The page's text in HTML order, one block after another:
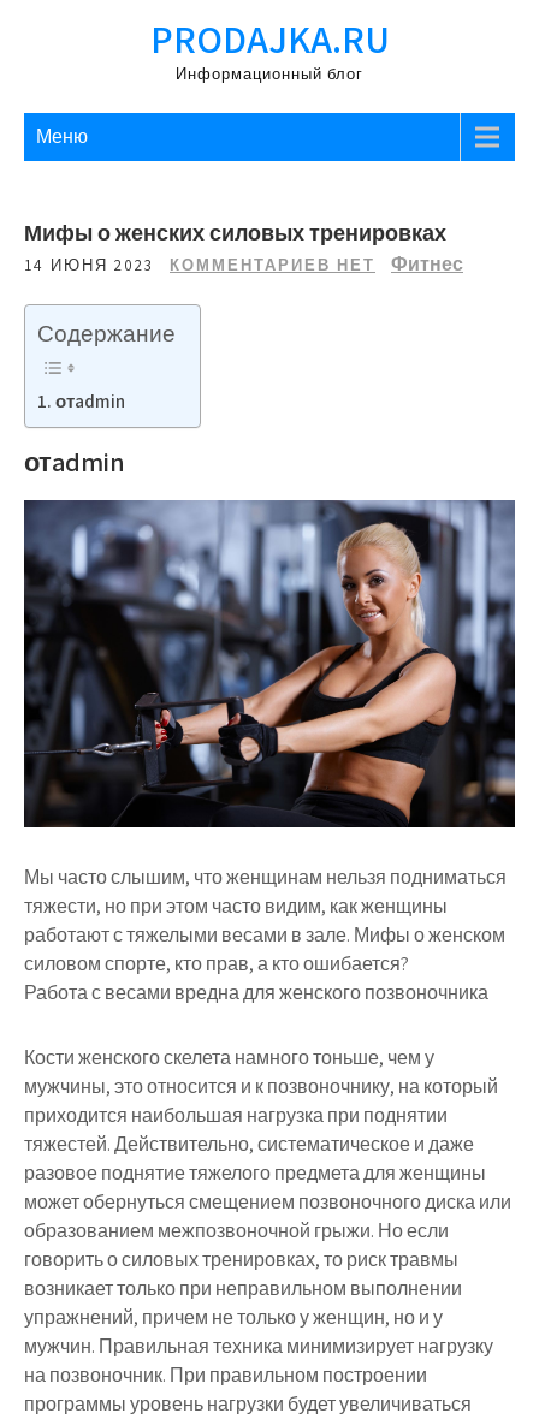
PRODAJKA.RU
Информационный блог
Меню
Мифы о женских силовых тренировках
14 ИЮНЯ 2023 КОММЕНТАРИЕВ НЕТ Фитнес
Содержание
отadmin
отadmin
Мы часто слышим, что женщинам нельзя подниматься
тяжести, но при этом часто видим, как женщины
работают с тяжелыми весами в зале. Мифы о женском
силовом спорте, кто прав, а кто ошибается?
Работа с весами вредна для женского позвоночника
Кости женского скелета намного тоньше, чем у
мужчины, это относится и к позвоночнику, на который
приходится наибольшая нагрузка при поднятии
тяжестей. Действительно, систематическое и даже
разовое поднятие тяжелого предмета для женщины
может обернуться смещением позвоночного диска или
образованием межпозвоночной грыжи. Но если
говорить о силовых тренировках, то риск травмы
возникает только при неправильном выполнении
упражнений, причем не только у женщин, но и у
мужчин. Правильная техника минимизирует нагрузку
на позвоночник. При правильном построении
программы уровень нагрузки будет увеличиваться